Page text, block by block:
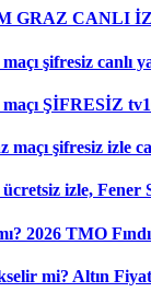
GRAZ CANLI
şifresiz canlı
ŞİFRESİZ
maçı şifresiz izle
izle, Fener
2026 TMO
mi? Altın